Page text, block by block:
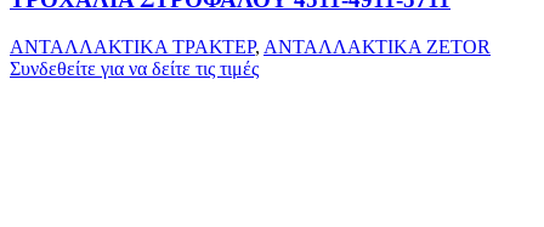
ΑΝΤΑΛΛΑΚΤΙΚΑ ΤΡΑΚΤΕΡ, ΑΝΤΑΛΛΑΚΤΙΚΑ ZETOR
Συνδεθείτε για να δείτε τις τιμές